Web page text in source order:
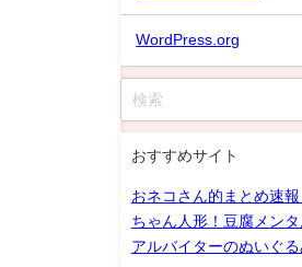
WordPress.org
おすすめサイト
おネコさん的まとめ速
ちゃん人形！豆腐メン
アルバイターのぬいぐ